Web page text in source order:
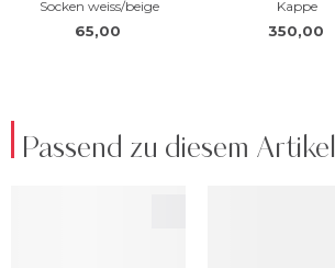
Passend zu diesem Artikel